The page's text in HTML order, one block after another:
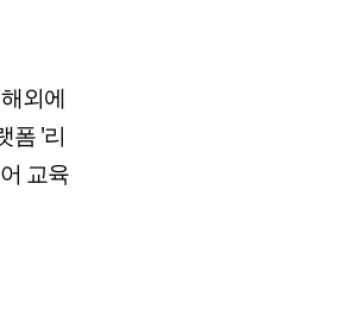
외에
폼 '리
교육